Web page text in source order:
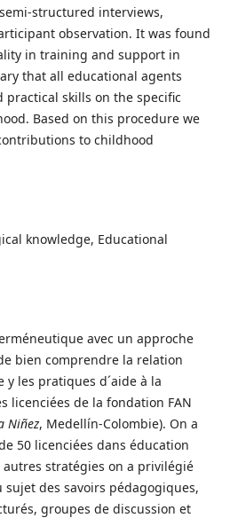
structured interviews,
observation. It was found
in training and support in
that all educational agents
practical skills on the specific
Based on this procedure we
to childhood
knowledge, Educational
avec un approche
bien comprendre la relation
les pratiques d´aide à la
licenciées de la fondation FAN
Niñez, Medellín-Colombie). On a
50 licenciées dans éducation
stratégies on a privilégié
des savoirs pédagogiques,
groupes de discussion et